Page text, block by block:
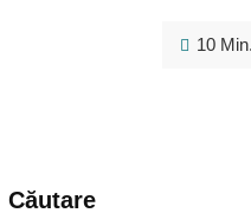
10 Min.
Căutare